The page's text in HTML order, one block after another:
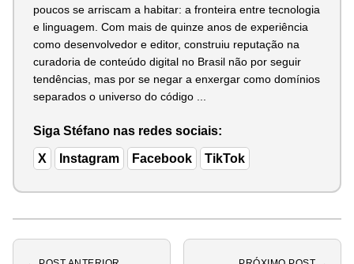
poucos se arriscam a habitar: a fronteira entre tecnologia
e linguagem. Com mais de quinze anos de experiência
como desenvolvedor e editor, construiu reputação na
curadoria de conteúdo digital no Brasil não por seguir
tendências, mas por se negar a enxergar como domínios
separados o universo do código ...
Siga Stéfano nas redes sociais:
X Instagram Facebook TikTok